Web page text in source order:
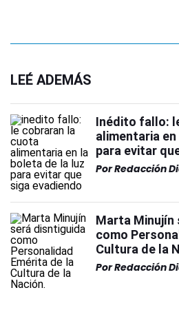
LEÉ ADEMÁS
Inédito fallo:
alimentaria
para evitar
PorRedacción
Marta Minujín
como
Cultura de la
PorRedacción